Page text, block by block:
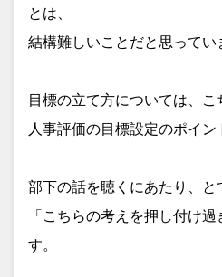
とは、
結構難しいことだと思ってい
目標の立て方については、こ
人事評価の目標設定のポイン
部下の話を聴くにあたり、と
「こちらの考えを押し付け
す。